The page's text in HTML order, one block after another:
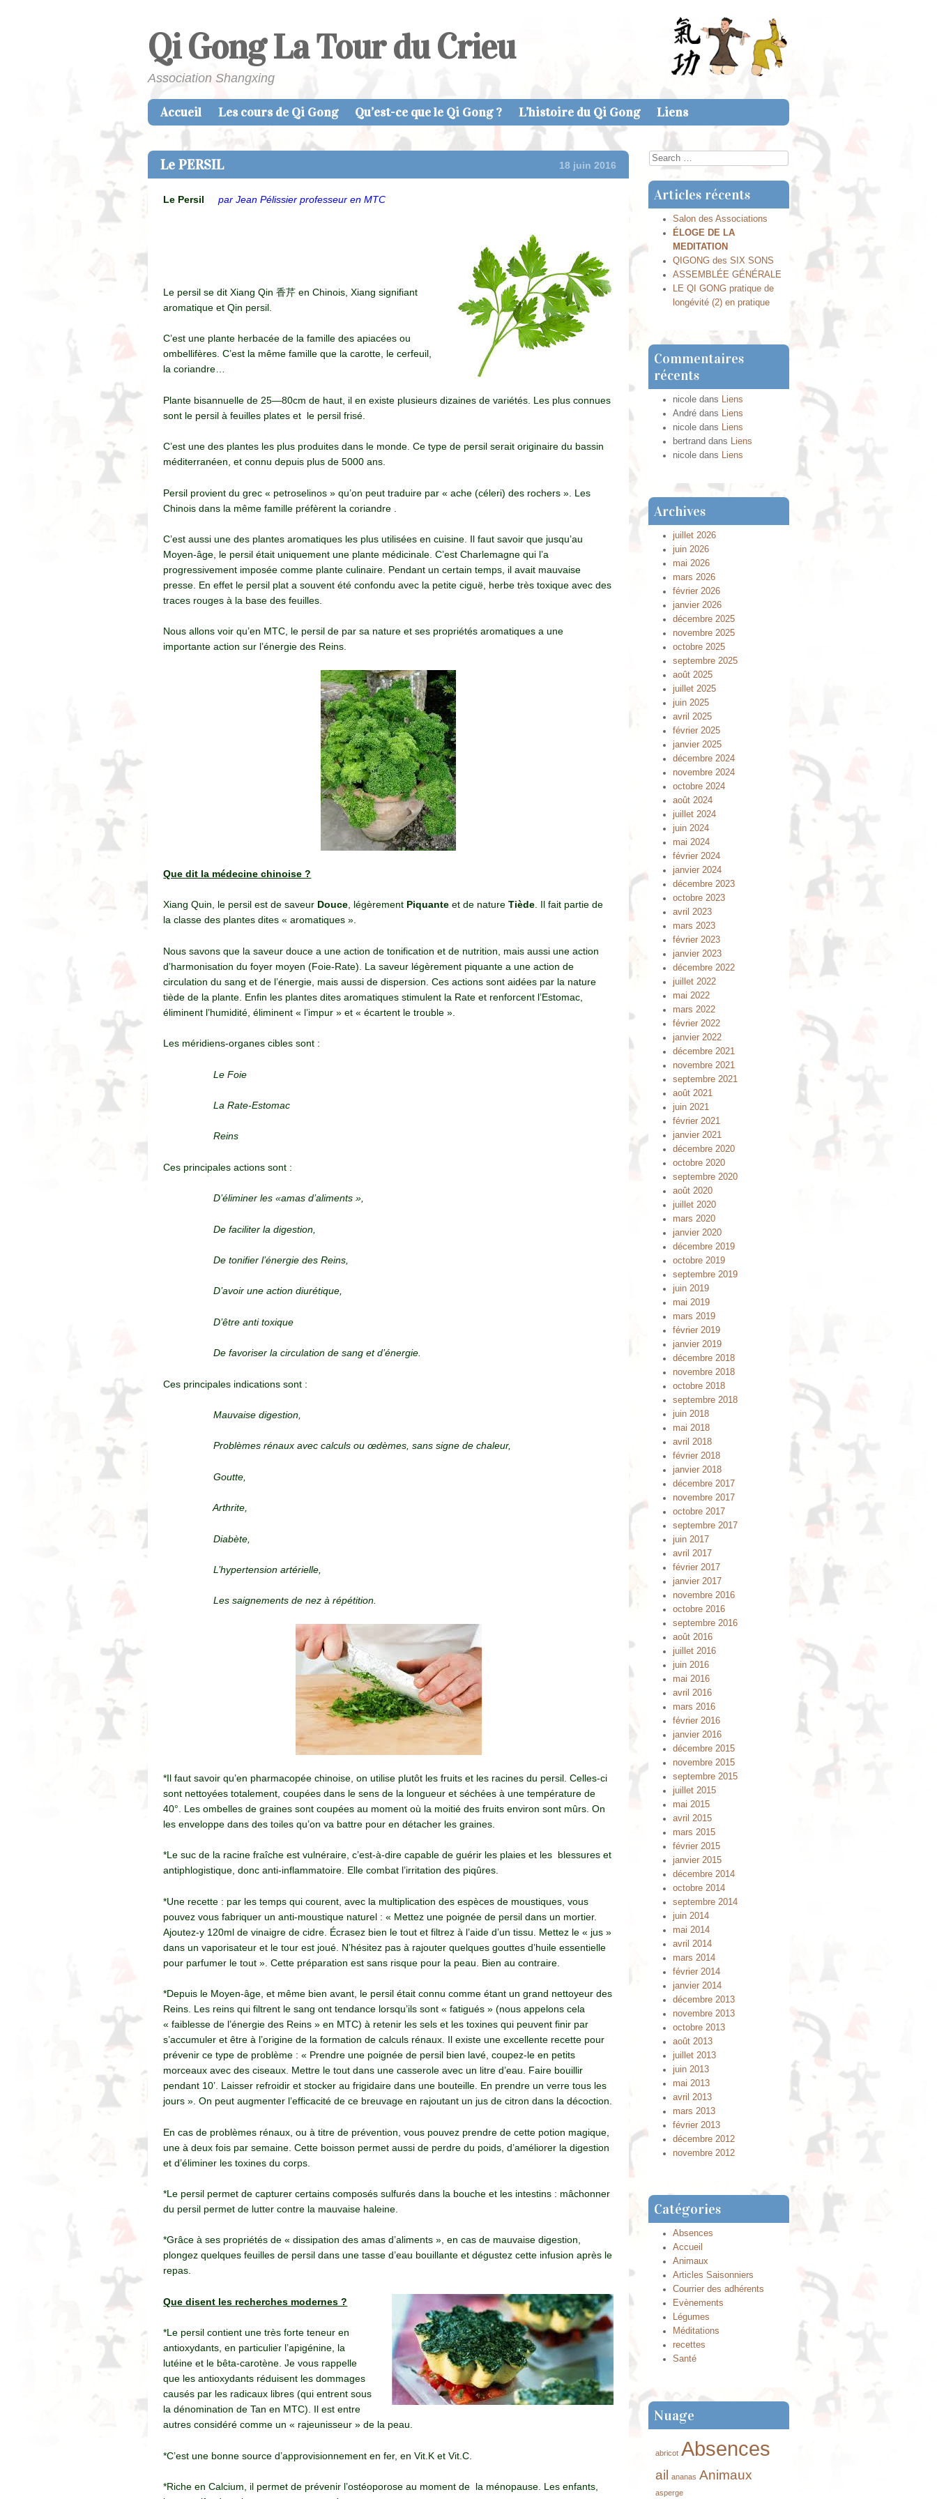
Qi Gong La Tour du Crieu
Association Shangxing
Menu
Skip to content
Accueil Les cours de Qi Gong Qu’est-ce que le Qi Gong ? L’histoire du Qi Gong Liens
Le PERSIL 18 juin 2016
Le Persil par Jean Pélissier professeur en MTC
Le persil se dit Xiang Qin 香芹 en Chinois, Xiang signifiant
aromatique et Qin persil.
C’est une plante herbacée de la famille des apiacées ou
ombellifères. C’est la même famille que la carotte, le cerfeuil,
la coriandre…
Plante bisannuelle de 25—80cm de haut, il en existe plusieurs dizaines de variétés. Les plus connues
sont le persil à feuilles plates et le persil frisé.
C’est une des plantes les plus produites dans le monde. Ce type de persil serait originaire du bassin
méditerranéen, et connu depuis plus de 5000 ans.
Persil provient du grec « petroselinos » qu’on peut traduire par « ache (céleri) des rochers ». Les
Chinois dans la même famille préfèrent la coriandre .
C’est aussi une des plantes aromatiques les plus utilisées en cuisine. Il faut savoir que jusqu’au
Moyen-âge, le persil était uniquement une plante médicinale. C’est Charlemagne qui l’a
progressivement imposée comme plante culinaire. Pendant un certain temps, il avait mauvaise
presse. En effet le persil plat a souvent été confondu avec la petite ciguë, herbe très toxique avec des
traces rouges à la base des feuilles.
Nous allons voir qu’en MTC, le persil de par sa nature et ses propriétés aromatiques a une
importante action sur l’énergie des Reins.
Que dit la médecine chinoise ?
Xiang Quin, le persil est de saveur Douce, légèrement Piquante et de natureTiède. Il fait partie de
la classe des plantes dites « aromatiques ».
Nous savons que la saveur douce a une action de tonification et de nutrition, mais aussi une action
d’harmonisation du foyer moyen (Foie-Rate). La saveur légèrement piquante a une action de
circulation du sang et de l’énergie, mais aussi de dispersion. Ces actions sont aidées par la nature
tiède de la plante. Enfin les plantes dites aromatiques stimulent la Rate et renforcent l’Estomac,
éliminent l’humidité, éliminent « l’impur » et « écartent le trouble ».
Les méridiens-organes cibles sont :
Le Foie
La Rate-Estomac
Reins
Ces principales actions sont :
D’éliminer les «amas d’aliments »,
De faciliter la digestion,
De tonifier l’énergie des Reins,
D’avoir une action diurétique,
D’être anti toxique
De favoriser la circulation de sang et d’énergie.
Ces principales indications sont :
Mauvaise digestion,
Problèmes rénaux avec calculs ou œdèmes, sans signe de chaleur,
Goutte,
Arthrite,
Diabète,
L’hypertension artérielle,
Les saignements de nez à répétition.
*Il faut savoir qu’en pharmacopée chinoise, on utilise plutôt les fruits et les racines du persil. Celles-ci
sont nettoyées totalement, coupées dans le sens de la longueur et séchées à une température de
40°. Les ombelles de graines sont coupées au moment où la moitié des fruits environ sont mûrs. On
les enveloppe dans des toiles qu’on va battre pour en détacher les graines.
*Le suc de la racine fraîche est vulnéraire, c’est-à-dire capable de guérir les plaies et les blessures et
antiphlogistique, donc anti-inflammatoire. Elle combat l’irritation des piqûres.
*Une recette : par les temps qui courent, avec la multiplication des espèces de moustiques, vous
pouvez vous fabriquer un anti-moustique naturel : « Mettez une poignée de persil dans un mortier.
Ajoutez-y 120ml de vinaigre de cidre. Écrasez bien le tout et filtrez à l’aide d’un tissu. Mettez le « jus »
dans un vaporisateur et le tour est joué. N’hésitez pas à rajouter quelques gouttes d’huile essentielle
pour parfumer le tout ». Cette préparation est sans risque pour la peau. Bien au contraire.
*Depuis le Moyen-âge, et même bien avant, le persil était connu comme étant un grand nettoyeur des
Reins. Les reins qui filtrent le sang ont tendance lorsqu’ils sont « fatigués » (nous appelons cela
« faiblesse de l’énergie des Reins » en MTC) à retenir les sels et les toxines qui peuvent finir par
s’accumuler et être à l’origine de la formation de calculs rénaux. Il existe une excellente recette pour
prévenir ce type de problème : « Prendre une poignée de persil bien lavé, coupez-le en petits
morceaux avec des ciseaux. Mettre le tout dans une casserole avec un litre d’eau. Faire bouillir
pendant 10’. Laisser refroidir et stocker au frigidaire dans une bouteille. En prendre un verre tous les
jours ». On peut augmenter l’efficacité de ce breuvage en rajoutant un jus de citron dans la décoction.
En cas de problèmes rénaux, ou à titre de prévention, vous pouvez prendre de cette potion magique,
une à deux fois par semaine. Cette boisson permet aussi de perdre du poids, d’améliorer la digestion
et d’éliminer les toxines du corps.
*Le persil permet de capturer certains composés sulfurés dans la bouche et les intestins : mâchonner
du persil permet de lutter contre la mauvaise haleine.
*Grâce à ses propriétés de « dissipation des amas d’aliments », en cas de mauvaise digestion,
plongez quelques feuilles de persil dans une tasse d’eau bouillante et dégustez cette infusion après le
repas.
Que disent les recherches modernes ?
*Le persil contient une très forte teneur en
antioxydants, en particulier l’apigénine, la
lutéine et le bêta-carotène. Je vous rappelle
que les antioxydants réduisent les dommages
causés par les radicaux libres (qui entrent sous
la dénomination de Tan en MTC). Il est entre
autres considéré comme un « rajeunisseur » de la peau.
*C’est une bonne source d’approvisionnement en fer, en Vit.K et Vit.C.
*Riche en Calcium, il permet de prévenir l’ostéoporose au moment de la ménopause. Les enfants,
Search
Articles récents
Salon des Associations
ÉLOGE DE LA
MEDITATION
QIGONG des SIX SONS
ASSEMBLÉE GÉNÉRALE
LE QI GONG pratique de
longévité (2) en pratique
Commentaires
récents
nicoledans Liens
Andrédans Liens
nicoledans Liens
bertrand dans Liens
nicoledans Liens
Archives
juillet 2026
juin 2026
mai 2026
mars 2026
février 2026
janvier 2026
décembre 2025
novembre 2025
octobre 2025
septembre 2025
août 2025
juillet 2025
juin 2025
avril 2025
février 2025
janvier 2025
décembre 2024
novembre 2024
octobre 2024
août 2024
juillet 2024
juin 2024
mai 2024
février 2024
janvier 2024
décembre 2023
octobre 2023
avril 2023
mars 2023
février 2023
janvier 2023
décembre 2022
juillet 2022
mai 2022
mars 2022
février 2022
janvier 2022
décembre 2021
novembre 2021
septembre 2021
août 2021
juin 2021
février 2021
janvier 2021
décembre 2020
octobre 2020
septembre 2020
août 2020
juillet 2020
mars 2020
janvier 2020
décembre 2019
octobre 2019
septembre 2019
juin 2019
mai 2019
mars 2019
février 2019
janvier 2019
décembre 2018
novembre 2018
octobre 2018
septembre 2018
juin 2018
mai 2018
avril 2018
février 2018
janvier 2018
décembre 2017
novembre 2017
octobre 2017
septembre 2017
juin 2017
avril 2017
février 2017
janvier 2017
novembre 2016
octobre 2016
septembre 2016
août 2016
juillet 2016
juin 2016
mai 2016
avril 2016
mars 2016
février 2016
janvier 2016
décembre 2015
novembre 2015
septembre 2015
juillet 2015
mai 2015
avril 2015
mars 2015
février 2015
janvier 2015
décembre 2014
octobre 2014
septembre 2014
juin 2014
mai 2014
avril 2014
mars 2014
février 2014
janvier 2014
décembre 2013
novembre 2013
octobre 2013
août 2013
juillet 2013
juin 2013
mai 2013
avril 2013
mars 2013
février 2013
décembre 2012
novembre 2012
Catégories
Absences
Accueil
Animaux
Articles Saisonniers
Courrier des adhérents
Evènements
Légumes
Méditations
recettes
Santé
Nuage
abricot Absences
ail ananas Animaux
asperge